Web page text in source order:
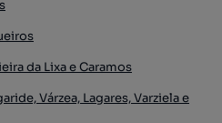
da Lixa e Caramos
Várzea, Lagares, Varziela e